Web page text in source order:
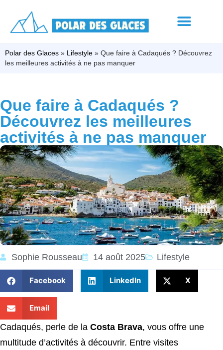
Polar des Glaces » Lifestyle » Que faire à Cadaqués ? Découvrez
les meilleures activités à ne pas manquer
Que faire à Cadaqués ?
Découvrez les meilleures
activités à ne pas manquer
Sophie Rousseau 14 août 2025 Lifestyle
Facebook LinkedIn X
Email
Cadaqués, perle de la Costa Brava, vous offre une
multitude d’activités à découvrir. Entre visites